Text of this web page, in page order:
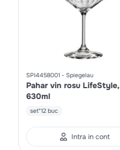
SPI4458001 Spiegelau
Pahar vin rosu LifeStyle,
630ml
set*12 buc
Intra in cont